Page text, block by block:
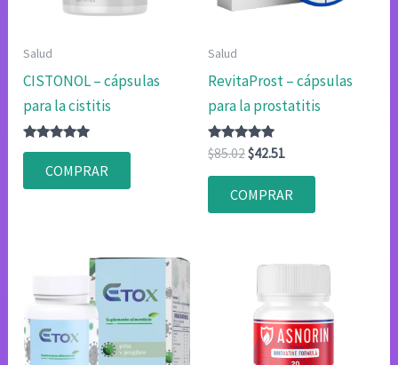
Salud
CISTONOL – cápsulas
para la cistitis
Valorado
4.83
de 5
COMPRAR
Salud
RevitaProst – cápsulas
para la prostatitis
Valorado
con
4.80
$85.02El
original
era:
$42.51El
actual
es:
COMPRAR